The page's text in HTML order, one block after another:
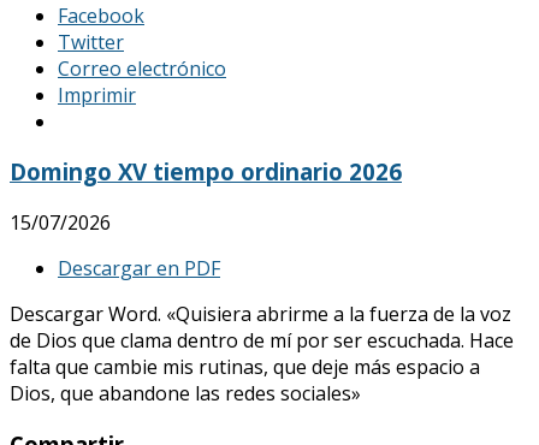
Facebook
Twitter
Correo electrónico
Imprimir
Domingo XV tiempo ordinario 2026
15/07/2026
Descargar en PDF
Descargar Word. «Quisiera abrirme a la fuerza de la voz
de Dios que clama dentro de mí por ser escuchada. Hace
falta que cambie mis rutinas, que deje más espacio a
Dios, que abandone las redes sociales»